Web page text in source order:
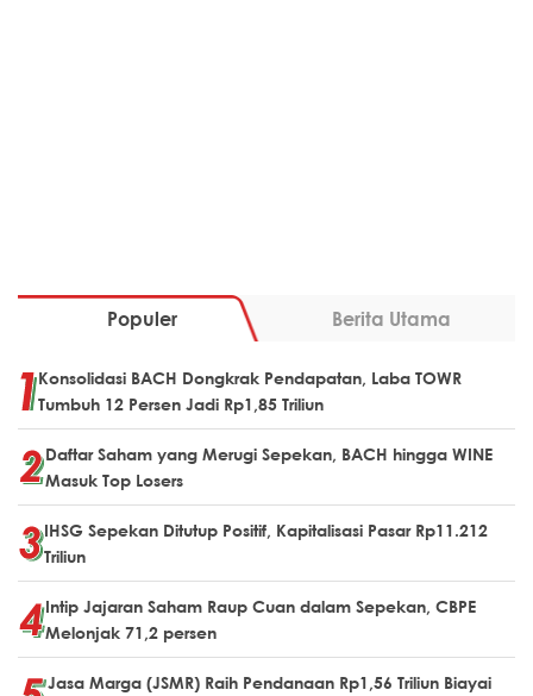
Populer Berita Utama
Konsolidasi BACH Dongkrak Pendapatan, Laba TOWR
Tumbuh 12 Persen Jadi Rp1,85 Triliun
Daftar Saham yang Merugi Sepekan, BACH hingga WINE
Masuk Top Losers
IHSG Sepekan Ditutup Positif, Kapitalisasi Pasar Rp11.212
Triliun
Intip Jajaran Saham Raup Cuan dalam Sepekan, CBPE
Melonjak 71,2 persen
Jasa Marga (JSMR) Raih Pendanaan Rp1,56 Triliun Biayai